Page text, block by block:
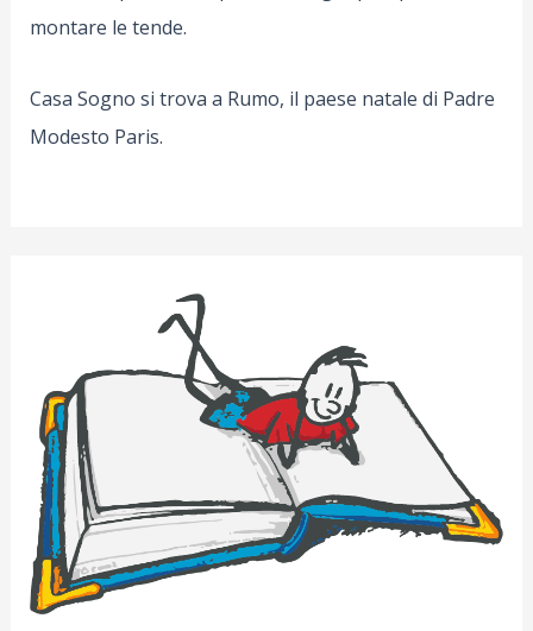
montare le tende.
Casa Sogno si trova a Rumo, il paese natale di Padre
Modesto Paris.